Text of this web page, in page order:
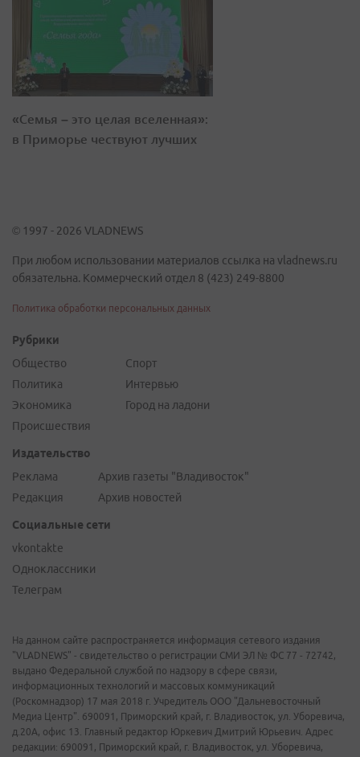
«Семья – это целая вселенная»:
в Приморье чествуют лучших
© 1997 - 2026 VLADNEWS
При любом использовании материалов ссылка на vladnews.ru
обязательна. Коммерческий отдел 8 (423) 249-8800
Политика обработки персональных данных
Рубрики
Общество
Политика
Экономика
Происшествия
Спорт
Интервью
Город на ладони
Издательство
Реклама
Редакция
Архив газеты "Владивосток"
Архив новостей
Социальные сети
vkontakte
Одноклассники
Телеграм
На данном сайте распространяется информация сетевого издания
"VLADNEWS" - свидетельство о регистрации СМИ ЭЛ № ФС 77 - 72742,
выдано Федеральной службой по надзору в сфере связи,
информационных технологий и массовых коммуникаций
(Роскомнадзор) 17 мая 2018 г. Учредитель ООО "Дальневосточный
Медиа Центр". 690091, Приморский край, г. Владивосток, ул. Уборевича,
д.20А, офис 13. Главный редактор Юркевич Дмитрий Юрьевич. Адрес
редакции: 690091, Приморский край, г. Владивосток, ул. Уборевича,